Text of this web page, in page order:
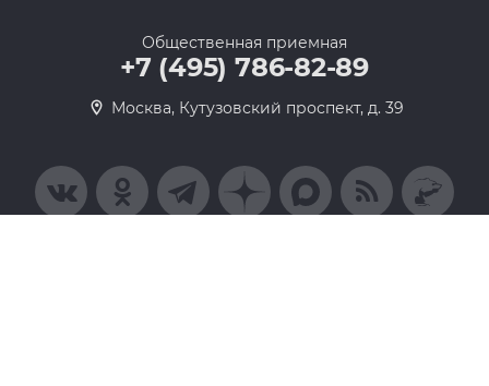
Общественная приемная
+7 (495) 786-82-89
Москва, Кутузовский проспект, д. 39